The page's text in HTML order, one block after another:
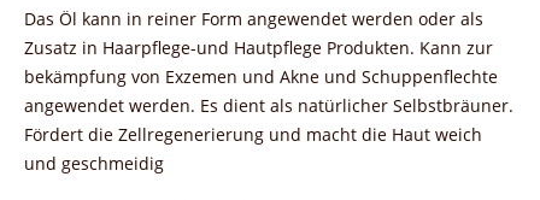
Das Öl kann in reiner Form angewendet werden oder als
Zusatz in Haarpflege-und Hautpflege Produkten. Kann zur
bekämpfung von Exzemen und Akne und Schuppenflechte
angewendet werden. Es dient als natürlicher Selbstbräuner.
Fördert die Zellregenerierung und macht die Haut weich
und geschmeidig